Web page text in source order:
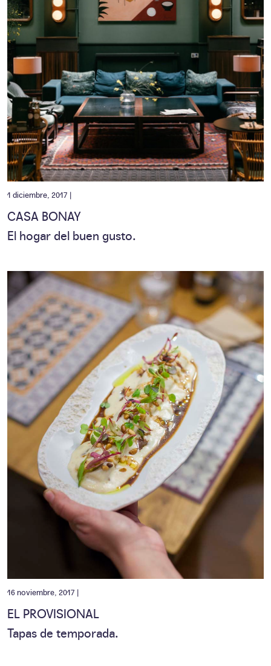
1 diciembre, 2017 |
CASA BONAY
El hogar del buen gusto.
16 noviembre, 2017 |
EL PROVISIONAL
Tapas de temporada.